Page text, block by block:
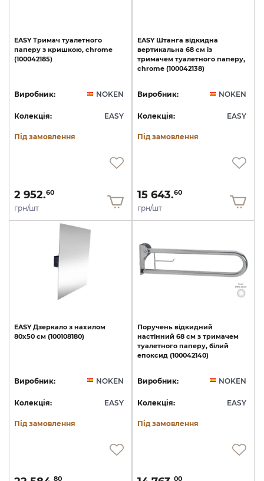
EASY Тримач туалетного
паперу з кришкою, chrome
(100042185)
Виробник: NOKEN
Колекція: EASY
Під замовлення
2 952.60
грн/шт
EASY Штанга відкидна
вертикальна 68 см із
тримачем туалетного паперу,
chrome (100042138)
Виробник: NOKEN
Колекція: EASY
Під замовлення
15 643.60
грн/шт
EASY Дзеркало з нахилом
80x50 см (100108180)
Виробник: NOKEN
Колекція: EASY
Під замовлення
80
Поручень відкидний
настінний 68 см з тримачем
туалетного паперу, білий
епоксид (100042140)
Виробник: NOKEN
Колекція: EASY
Під замовлення
00